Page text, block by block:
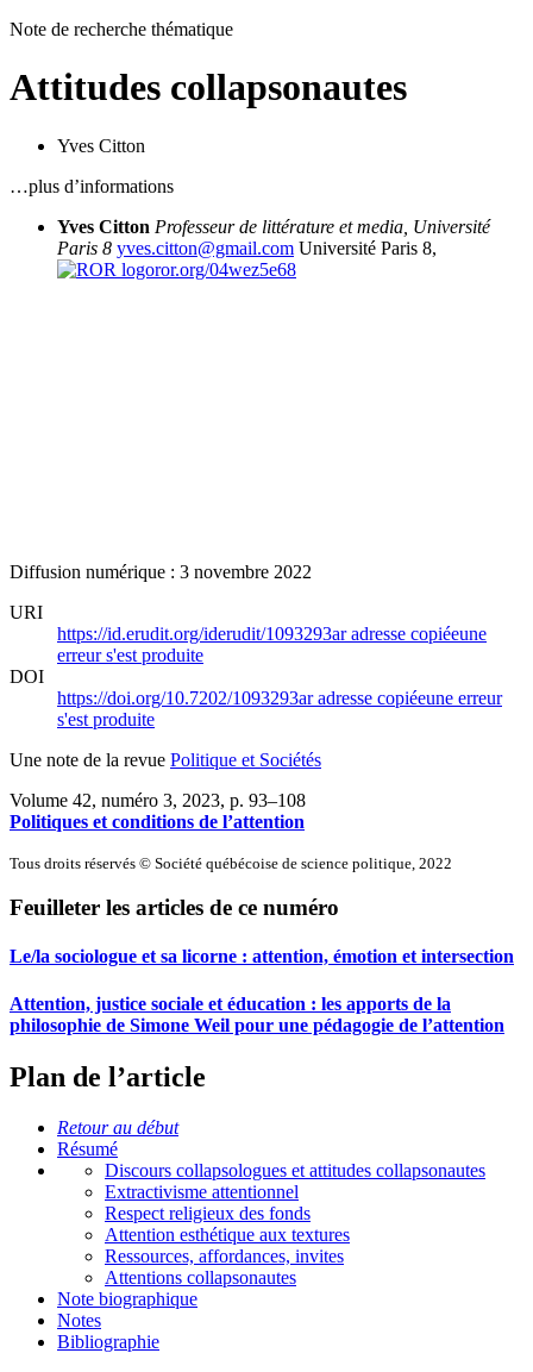
Note de recherche thématique
Attitudes collapsonautes
Yves Citton
…plus d’informations
Yves Citton Professeur de littérature et media, Université
Paris 8 yves.citton@gmail.com Université Paris 8,
ror.org/04wez5e68
Diffusion numérique : 3 novembre 2022
URI
https://id.erudit.org/iderudit/1093293aradresse copiéeune
erreur s'est produite
DOI
https://doi.org/10.7202/1093293aradresse copiéeune erreur
s'est produite
Une note de la revue Politique et Sociétés
Volume 42, numéro 3, 2023, p. 93–108
Politiques et conditions de l’attention
Tous droits réservés © Société québécoise de science politique, 2022
Feuilleter les articles de ce numéro
Le/la sociologue et sa licorne : attention, émotion et intersection
Attention, justice sociale et éducation : les apports de la
philosophie de Simone Weil pour une pédagogie de l’attention
Plan de l’article
Retour au début
Résumé
Discours collapsologues et attitudes collapsonautes
Extractivisme attentionnel
Respect religieux des fonds
Attention esthétique aux textures
Ressources, affordances, invites
Attentions collapsonautes
Note biographique
Notes
Bibliographie